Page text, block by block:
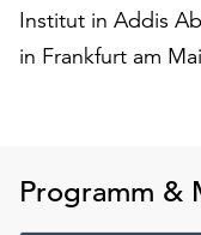
Einverständnis
jederzeit
steht
Institut in Addis
in Frankfurt am
Programm &